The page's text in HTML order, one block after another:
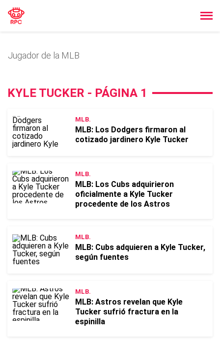
Jugador de la MLB
KYLE TUCKER - PÁGINA 1
MLB.
MLB: Los Dodgers firmaron al
cotizado jardinero Kyle Tucker
MLB.
MLB: Los Cubs adquirieron
oficialmente a Kyle Tucker
procedente de los Astros
MLB.
MLB: Cubs adquieren a Kyle Tucker,
según fuentes
MLB.
MLB: Astros revelan que Kyle
Tucker sufrió fractura en la
espinilla